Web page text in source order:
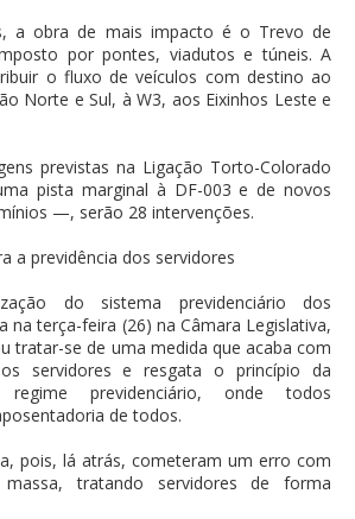
a obra de mais impacto é o Trevo de
por pontes, viadutos e túneis. A
o fluxo de veículos com destino ao
Norte e Sul, à W3, aos Eixinhos Leste e
previstas na Ligação Torto-Colorado
pista marginal à DF-003 e de novos
—, serão 28 intervenções.
a previdência dos servidores
do sistema previdenciário dos
na terça-feira (26) na Câmara Legislativa,
tratar-se de uma medida que acaba com
servidores e resgata o princípio da
regime previdenciário, onde todos
de todos.
pois, lá atrás, cometeram um erro com
tratando servidores de forma